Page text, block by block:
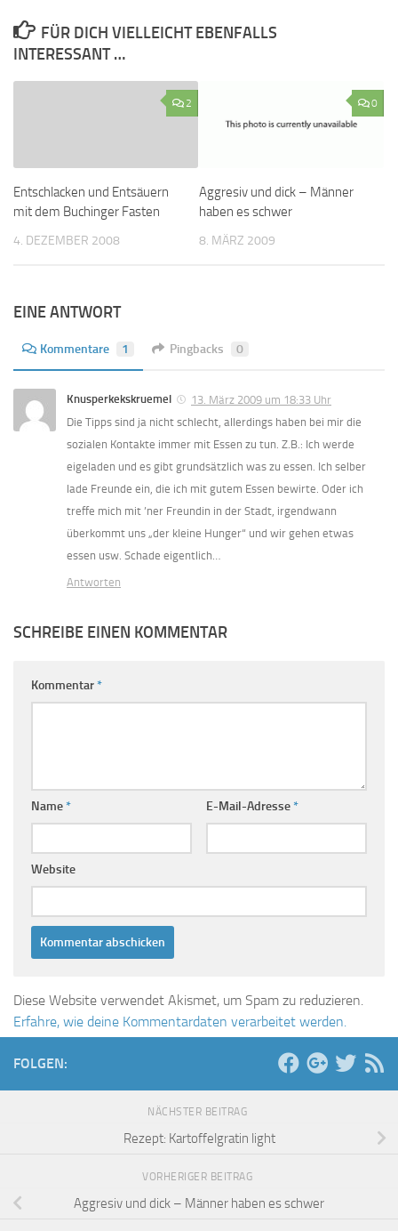
FÜR DICH VIELLEICHT EBENFALLS
INTERESSANT …
2
Entschlacken und Entsäuern
mit dem Buchinger Fasten
4. DEZEMBER 2008
0
Aggresiv und dick – Männer
haben es schwer
8. MÄRZ 2009
EINE ANTWORT
Kommentare 1 Pingbacks 0
Knusperkekskruemel
13. März 2009 um 18:33 Uhr
Die Tipps sind ja nicht schlecht, allerdings haben bei mir die
sozialen Kontakte immer mit Essen zu tun. Z.B.: Ich werde
eigeladen und es gibt grundsätzlich was zu essen. Ich selber
lade Freunde ein, die ich mit gutem Essen bewirte. Oder ich
treffe mich mit ’ner Freundin in der Stadt, irgendwann
überkommt uns „der kleine Hunger“ und wir gehen etwas
essen usw. Schade eigentlich…
Antworten
SCHREIBE EINEN KOMMENTAR
Kommentar*
Name* E-Mail-Adresse*
Website
Diese Website verwendet Akismet, um Spam zu reduzieren.
Erfahre, wie deine Kommentardaten verarbeitet werden.
FOLGEN:
NÄCHSTER BEITRAG
Rezept: Kartoffelgratin light
VORHERIGER BEITRAG
Aggresiv und dick – Männer haben es schwer